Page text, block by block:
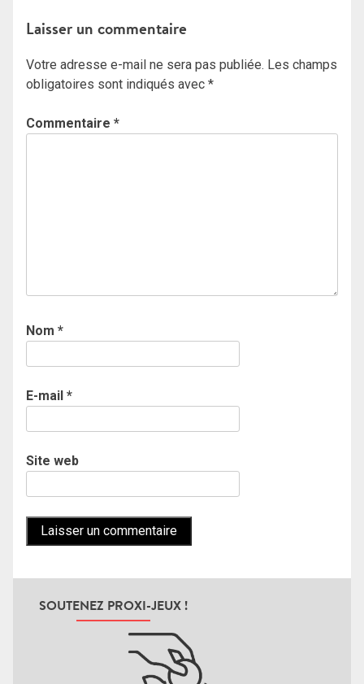
Laisser un commentaire
Votre adresse e-mail ne sera pas publiée. Les champs
obligatoires sont indiqués avec *
Commentaire *
Nom *
E-mail *
Site web
SOUTENEZ PROXI-JEUX !